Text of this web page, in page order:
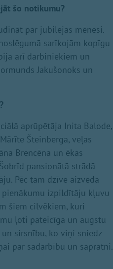
šo notikumu?
par jubilejas mēnesi.
sarīkojām kopīgu
arī darbiniekiem un
Jakušonoks un
aprūpētāja Inita Balode,
Šteinberga, veļas
Brencēna un ēkas
pansionātā strādā
Pēc tam dzīve aizveda
pienākumu izpildītāju kļuvu
šiem cilvēkiem, kuri
ļoti pateicīga un augstu
sirsnību, ko viņi sniedz
par sadarbību un sapratni.